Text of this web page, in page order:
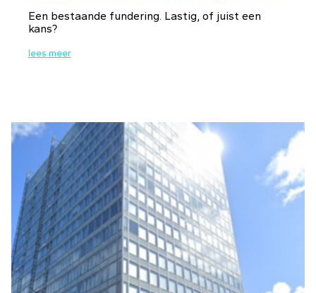
Een bestaande fundering. Lastig, of juist een
kans?
lees meer